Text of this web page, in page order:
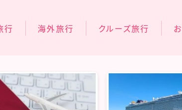
行
旅行
海外旅行
フィンランド旅行
フランス旅行
クルーズ旅行
コスタフォーチュナ